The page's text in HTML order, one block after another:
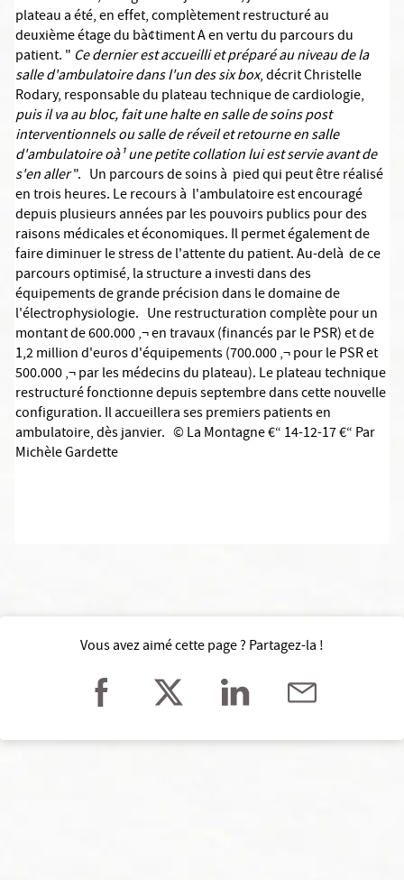
plateau a été, en effet, complètement restructuré au
deuxième étage du bà¢timent A en vertu du parcours du
patient. " Ce dernier est accueilli et préparé au niveau de la
salle d'ambulatoire dans l'un des six box, décrit Christelle
Rodary, responsable du plateau technique de cardiologie,
puis il va au bloc, fait une halte en salle de soins post
interventionnels ou salle de réveil et retourne en salle
d'ambulatoire oà¹ une petite collation lui est servie avant de
s'en aller". Un parcours de soins à pied qui peut être réalisé
en trois heures. Le recours à l'ambulatoire est encouragé
depuis plusieurs années par les pouvoirs publics pour des
raisons médicales et économiques. Il permet également de
faire diminuer le stress de l'attente du patient. Au-delà de ce
parcours optimisé, la structure a investi dans des
équipements de grande précision dans le domaine de
l'électrophysiologie. Une restructuration complète pour un
montant de 600.000 ‚¬ en travaux (financés par le PSR) et de
1,2 million d'euros d'équipements (700.000 ‚¬ pour le PSR et
500.000 ‚¬ par les médecins du plateau). Le plateau technique
restructuré fonctionne depuis septembre dans cette nouvelle
configuration. Il accueillera ses premiers patients en
ambulatoire, dès janvier. © La Montagne €“ 14-12-17 €“ Par
Michèle Gardette
Vous avez aimé cette page ? Partagez-la !